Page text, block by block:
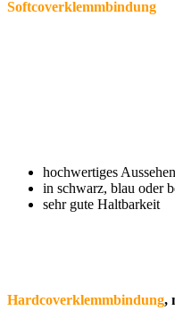
Softcoverklemmbindung
hochwertiges Aussehen
in schwarz, blau oder
sehr gute Haltbarkeit
Hardcoverklemmbindung,